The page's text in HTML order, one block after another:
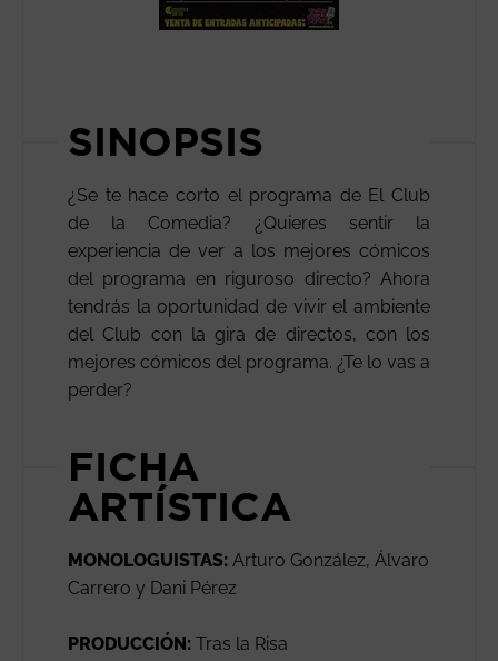
SINOPSIS
¿Se te hace corto el programa de El Club
de la Comedia? ¿Quieres sentir la
experiencia de ver a los mejores cómicos
del programa en riguroso directo? Ahora
tendrás la oportunidad de vivir el ambiente
del Club con la gira de directos, con los
mejores cómicos del programa. ¿Te lo vas a
perder?
FICHA
ARTÍSTICA
MONOLOGUISTAS: Arturo González, Álvaro
Carrero y Dani Pérez
PRODUCCIÓN: Tras la Risa